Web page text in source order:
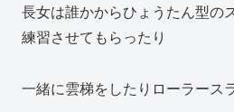
長女は誰かからひょうたん型の
練習させてもらったり
一緒に雲梯をしたりローラース